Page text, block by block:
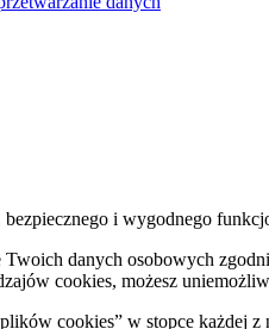
i wygodnego
danych osobowych
cookies, możesz
cookies” w stopce każdej z